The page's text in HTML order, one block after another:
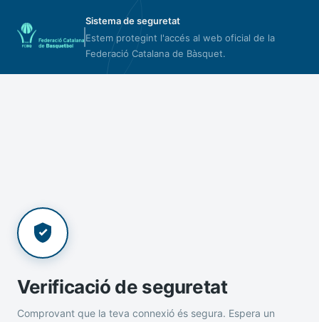
Sistema de seguretat
Estem protegint l'accés al web oficial de la
Federació Catalana de Bàsquet.
Verificació de seguretat
Comprovant que la teva connexió és segura. Espera un